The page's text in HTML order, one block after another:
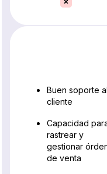
Buen soporte al
cliente
Capacidad
rastrear y
gestionar
de venta